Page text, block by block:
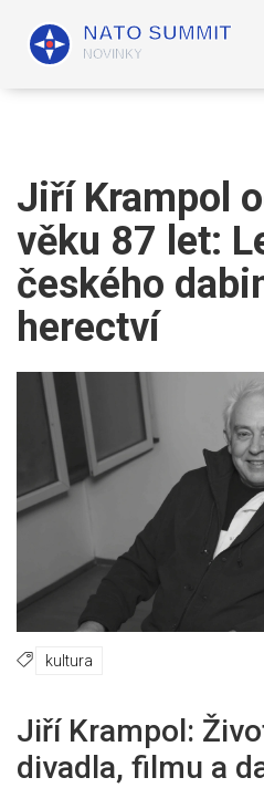
Jiří Krampol
věku 87 let:
českého
herectví
kultura
Jiří Krampol:
divadla, filmu a